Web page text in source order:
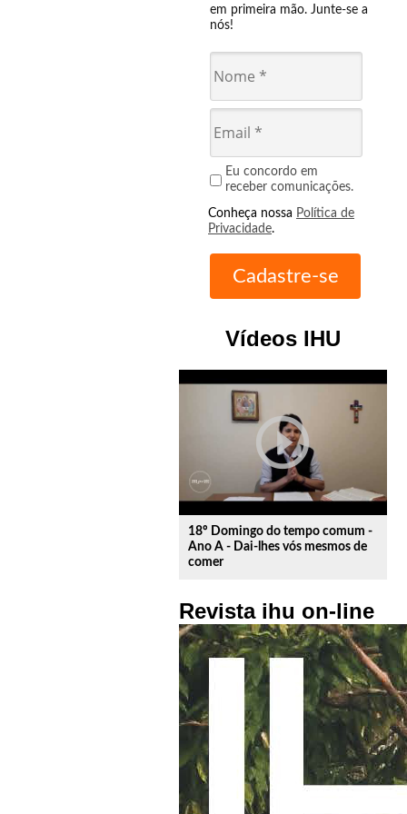
em primeira mão. Junte-se a
nós!
Eu concordo em
receber comunicações.
Conheça nossa Política de
Privacidade.
Vídeos IHU
play_circle_outline
18º Domingo do tempo comum -
Ano A - Dai-lhes vós mesmos de
comer
Revista ihu on-line